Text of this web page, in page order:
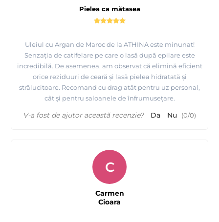
Pielea ca mătasea
Uleiul cu Argan de Maroc de la ATHINA este minunat!
Senzația de catifelare pe care o lasă după epilare este
incredibilă. De asemenea, am observat că elimină eficient
orice reziduuri de ceară și lasă pielea hidratată și
strălucitoare. Recomand cu drag atât pentru uz personal,
cât și pentru saloanele de înfrumusețare.
V-a fost de ajutor această recenzie? Da Nu (0/0)
C
Carmen
Cioara